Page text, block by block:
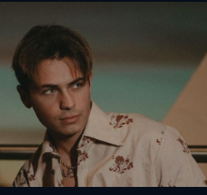
Festival di Sanremo con